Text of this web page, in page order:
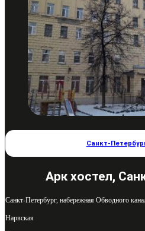
Санкт-
Арк хостел,
Санкт-Петербург, набережная Обводного
Нарвская